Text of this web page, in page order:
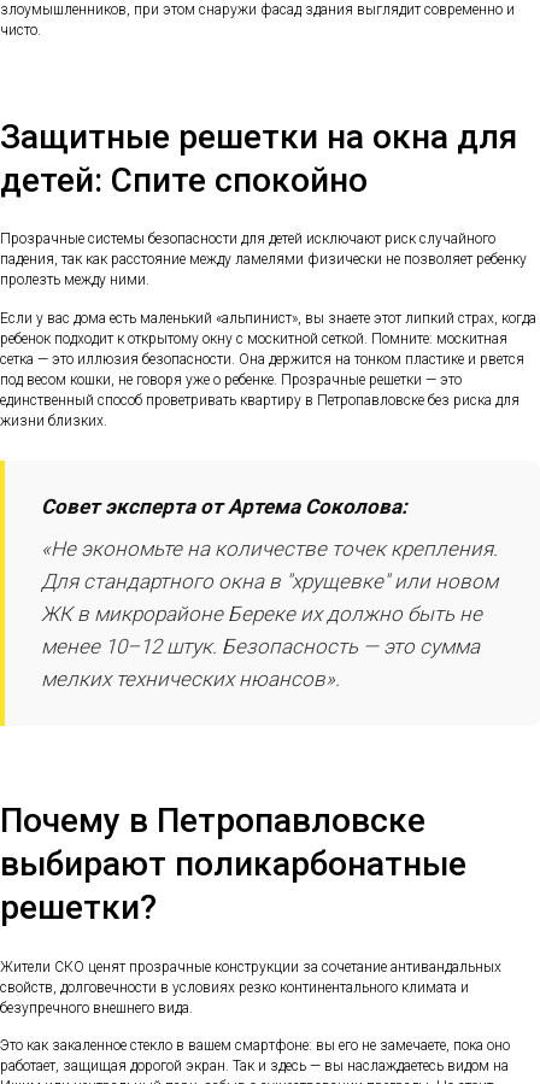
злоумышленников, при этом снаружи фасад здания выглядит современно и
чисто.
Защитные решетки на окна для
детей: Спите спокойно
Прозрачные системы безопасности для детей исключают риск случайного
падения, так как расстояние между ламелями физически не позволяет ребенку
пролезть между ними.
Если у вас дома есть маленький «альпинист», вы знаете этот липкий страх, когда
ребенок подходит к открытому окну с москитной сеткой. Помните: москитная
сетка — это иллюзия безопасности. Она держится на тонком пластике и рвется
под весом кошки, не говоря уже о ребенке. Прозрачные решетки — это
единственный способ проветривать квартиру в Петропавловске без риска для
жизни близких.
Совет эксперта от Артема Соколова:
«Не экономьте на количестве точек крепления.
Для стандартного окна в "хрущевке" или новом
ЖК в микрорайоне Береке их должно быть не
менее 10–12 штук. Безопасность — это сумма
мелких технических нюансов».
Почему в Петропавловске
выбирают поликарбонатные
решетки?
Жители СКО ценят прозрачные конструкции за сочетание антивандальных
свойств, долговечности в условиях резко континентального климата и
безупречного внешнего вида.
Это как закаленное стекло в вашем смартфоне: вы его не замечаете, пока оно
работает, защищая дорогой экран. Так и здесь — вы наслаждаетесь видом на